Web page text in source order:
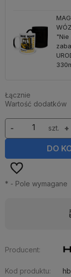
Łącznie
Wartość dodatków
szt. +
-
DO
* - Pole wymagane
Producent:
Kod produktu: